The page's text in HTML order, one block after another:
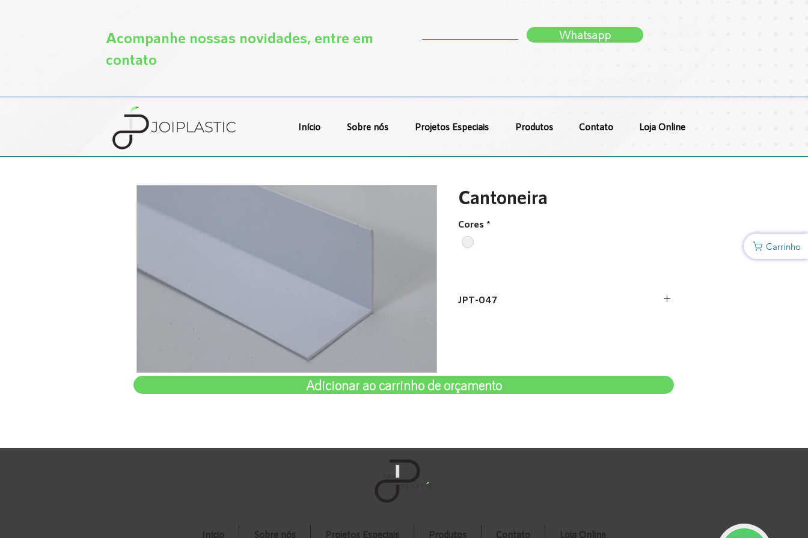
Acompanhe nossas novidades, entre em
contato
Whatsapp
Início Sobre nós Projetos Especiais Produtos Contato Loja Online
Carrinho
Cantoneira
Cores *
JPT-047
Adicionar ao carrinho de orçamento
Início Sobre nós Projetos Especiais Produtos Contato Loja Online